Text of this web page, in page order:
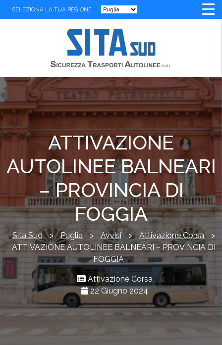
SELEZIONA LA TUA REGIONE
ATTIVAZIONE
AUTOLINEE BALNEARI
– PROVINCIA DI
FOGGIA
Sita Sud > Puglia > Avvisi > Attivazione Corsa
>
ATTIVAZIONE AUTOLINEE BALNEARI – PROVINCIA DI
FOGGIA
Attivazione Corsa
22 Giugno 2024